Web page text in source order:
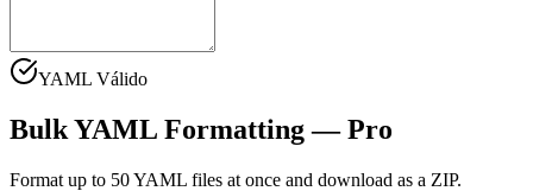
YAML Válido
Bulk YAML Formatting— Pro
Format up to 50 YAML files at once and download as a ZIP.